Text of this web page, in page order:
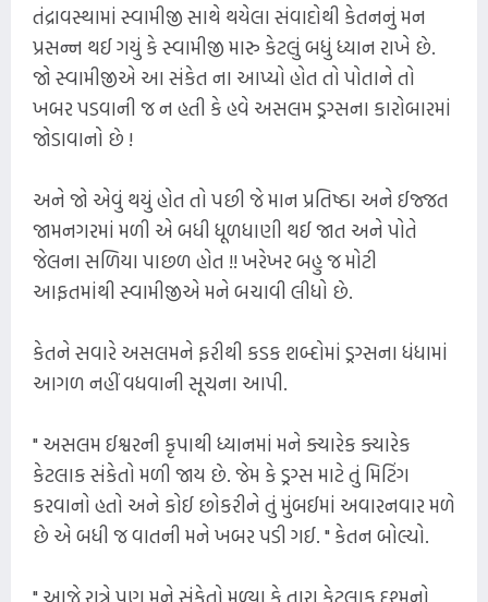
તંદ્રાવસ્થામાં સ્વામીજી સાથે થયેલા સંવાદોથી કેતનનું મન
પ્રસન્ન થઈ ગયું કે સ્વામીજી મારુ કેટલું બધું ધ્યાન રાખે છે.
જો સ્વામીજીએ આ સંકેત ના આપ્યો હોત તો પોતાને તો
ખબર પડવાની જ ન હતી કે હવે અસલમ ડ્રગ્સના કારોબારમાં
જોડાવાનો છે !
અને જો એવું થયું હોત તો પછી જે માન પ્રતિષ્ઠા અને ઈજ્જત
જામનગરમાં મળી એ બધી ધૂળધાણી થઈ જાત અને પોતે
જેલના સળિયા પાછળ હોત !! ખરેખર બહુ જ મોટી
આફતમાંથી સ્વામીજીએ મને બચાવી લીધો છે.
કેતને સવારે અસલમને ફરીથી કડક શબ્દોમાં ડ્રગ્સના ધંધામાં
આગળ નહીં વધવાની સૂચના આપી.
" અસલમ ઈશ્વરની કૃપાથી ધ્યાનમાં મને ક્યારેક ક્યારેક
કેટલાક સંકેતો મળી જાય છે. જેમ કે ડ્રગ્સ માટે તું મિટિંગ
કરવાનો હતો અને કોઈ છોકરીને તું મુંબઈમાં અવારનવાર મળે
છે એ બધી જ વાતની મને ખબર પડી ગઈ. " કેતન બોલ્યો.